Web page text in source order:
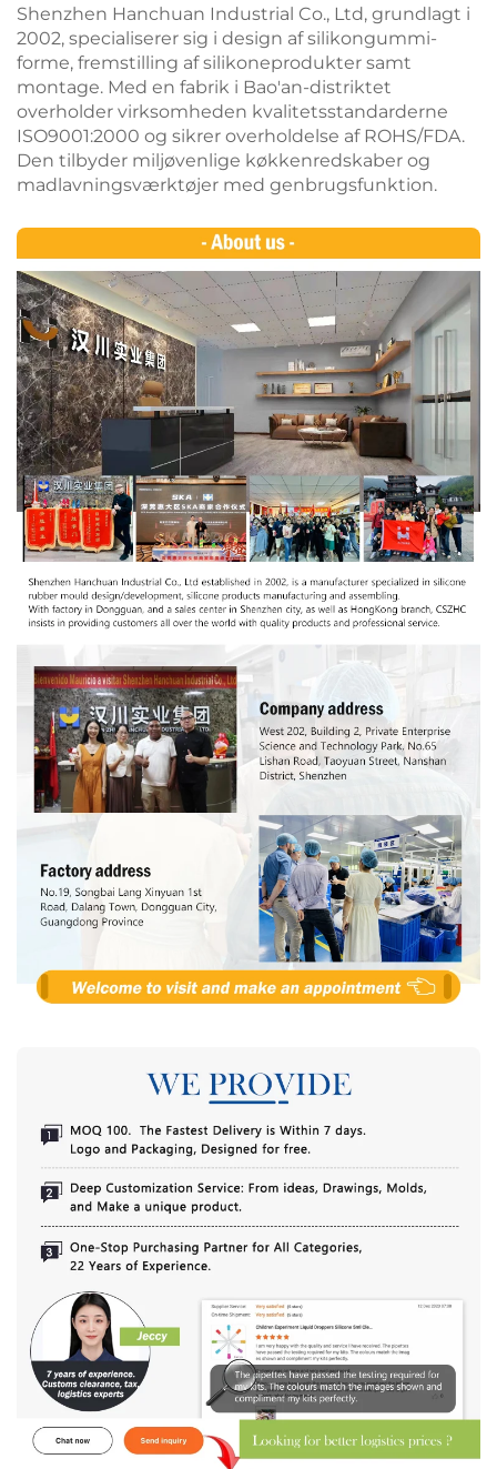
Shenzhen Hanchuan Industrial Co., Ltd, grundlagt i
2002, specialiserer sig i design af silikongummi-
forme, fremstilling af silikoneprodukter samt
montage. Med en fabrik i Bao'an-distriktet
overholder virksomheden kvalitetsstandarderne
ISO9001:2000 og sikrer overholdelse af ROHS/FDA.
Den tilbyder miljøvenlige køkkenredskaber og
madlavningsværktøjer med genbrugsfunktion.